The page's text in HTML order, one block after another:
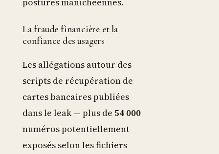
La fraude financière et la
confiance des usagers
Les allégations autour des
scripts de récupération de
cartes bancaires publiées
dans le leak — plus de 54 000
numéros potentiellement
exposés selon les fichiers